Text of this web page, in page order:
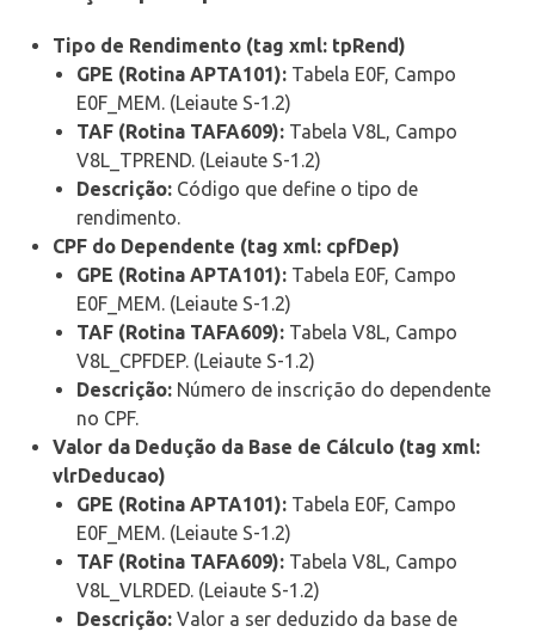
Tipo de Rendimento (tag xml: tpRend)
GPE (Rotina APTA101): Tabela E0F, Campo
E0F_MEM. (Leiaute S-1.2)
TAF (Rotina TAFA609): Tabela V8L, Campo
V8L_TPREND. (Leiaute S-1.2)
Descrição: Código que define o tipo de
rendimento.
CPF do Dependente (tag xml: cpfDep)
GPE (Rotina APTA101): Tabela E0F, Campo
E0F_MEM. (Leiaute S-1.2)
TAF (Rotina TAFA609): Tabela V8L, Campo
V8L_CPFDEP. (Leiaute S-1.2)
Descrição: Número de inscrição do dependente
no CPF.
Valor da Dedução da Base de Cálculo (tag xml:
vlrDeducao)
GPE (Rotina APTA101): Tabela E0F, Campo
E0F_MEM. (Leiaute S-1.2)
TAF (Rotina TAFA609): Tabela V8L, Campo
V8L_VLRDED. (Leiaute S-1.2)
Descrição: Valor a ser deduzido da base de